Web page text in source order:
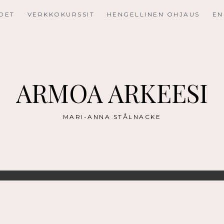
VERKKOKURSSIT HENGELLINEN OHJAUS
ARMOA ARKEESI
MARI-ANNA STÅLNACKE